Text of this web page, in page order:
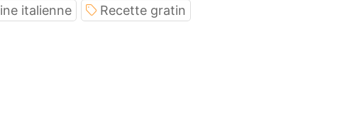
italienne Recette gratin